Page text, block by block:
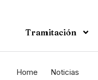
Tramitación
Home Noticias